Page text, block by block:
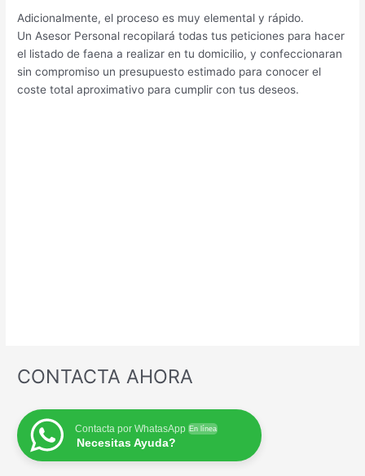
Adicionalmente, el proceso es muy elemental y rápido.
Un Asesor Personal recopilará todas tus peticiones para hacer
el listado de faena a realizar en tu domicilio, y confeccionaran
sin compromiso un presupuesto estimado para conocer el
coste total aproximativo para cumplir con tus deseos.
CONTACTA AHORA
Contacta por WhatasApp En línea
Necesitas Ayuda?